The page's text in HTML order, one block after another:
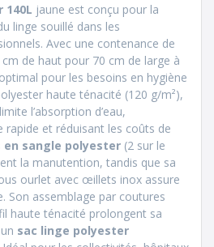
jaune est conçu pour la
linge souillé dans les
Avec une contenance de
de haut pour 70 cm de large à
pour les besoins en hygiène
haute ténacité (120 g/m²),
l’absorption d’eau,
rapide et réduisant les coûts de
en sangle polyester (2 sur le
la manutention, tandis que sa
ourlet avec œillets inox assure
Son assemblage par coutures
haute ténacité prolongent sa
sac linge polyester